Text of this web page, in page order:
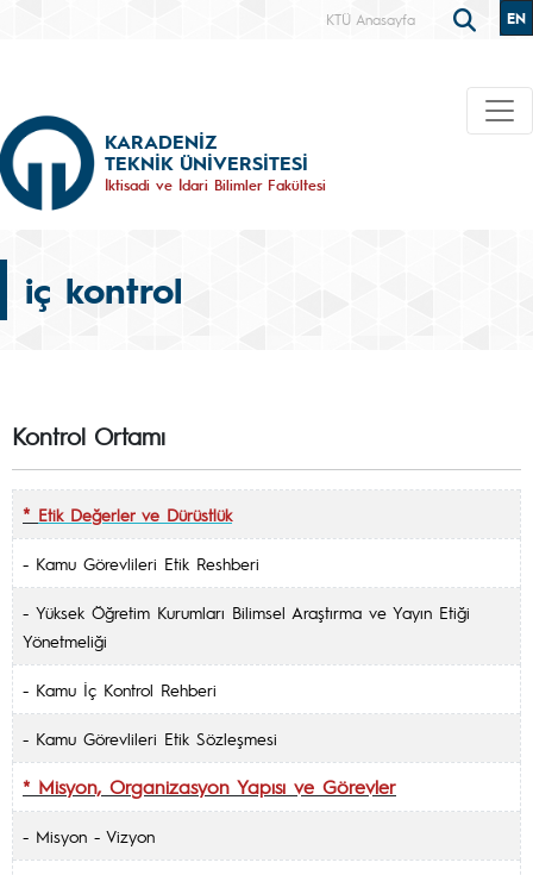
KTÜ Anasayfa EN
KARADENİZ
TEKNİK ÜNİVERSİTESİ
İktisadi ve İdari Bilimler Fakültesi
iç kontrol
Kontrol Ortamı
* Etik Değerler ve Dürüstlük
- Kamu Görevlileri Etik Reshberi
- Yüksek Öğretim Kurumları Bilimsel Araştırma ve Yayın Etiği
Yönetmeliği
- Kamu İç Kontrol Rehberi
- Kamu Görevlileri Etik Sözleşmesi
* Misyon, Organizasyon Yapısı ve Görevler
- Misyon - Vizyon